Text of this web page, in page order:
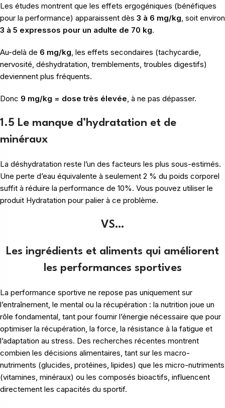
Les études montrent que les effets ergogéniques (bénéfiques
pour la performance) apparaissent dès 3 à 6 mg/kg , soit environ
3 à 5 expressos pour un adulte de 70 kg.
Au-delà de 6 mg/kg , les effets secondaires (tachycardie,
nervosité, déshydratation, tremblements, troubles digestifs)
deviennent plus fréquents.
Donc 9 mg/kg = dose très élevée , à ne pas dépasser.
1.5 Le manque d’hydratation et de
minéraux
La déshydratation reste l’un des facteurs les plus sous-estimés.
Une perte d’eau équivalente à seulement 2 % du poids corporel
suffit à réduire la performance de 10%. Vous pouvez utiliser le
produit Hydratation pour palier à ce problème.
VS…
Les ingrédients et aliments qui améliorent
les performances sportives
La performance sportive ne repose pas uniquement sur
l’entraînement, le mental ou la récupération : la nutrition joue un
rôle fondamental, tant pour fournir l’énergie nécessaire que pour
optimiser la récupération, la force, la résistance à la fatigue et
l’adaptation au stress. Des recherches récentes montrent
combien les décisions alimentaires, tant sur les macro-
nutriments (glucides, protéines, lipides) que les micro-nutriments
(vitamines, minéraux) ou les composés bioactifs, influencent
directement les capacités du sportif.